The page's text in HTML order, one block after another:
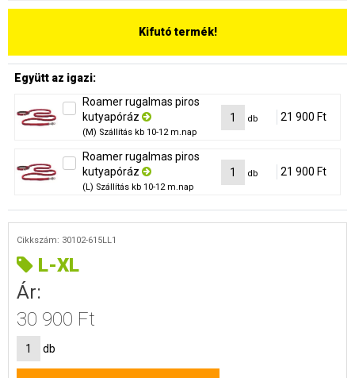
Kifutó termék!
Együtt az igazi:
Roamer rugalmas piros
kutyapóráz
(M) Szállítás kb 10-12 m.nap
db 21 900 Ft
Roamer rugalmas piros
kutyapóráz
(L) Szállítás kb 10-12 m.nap
db 21 900 Ft
Cikkszám: 30102-615LL1
L-XL
Ár:
30 900 Ft
db